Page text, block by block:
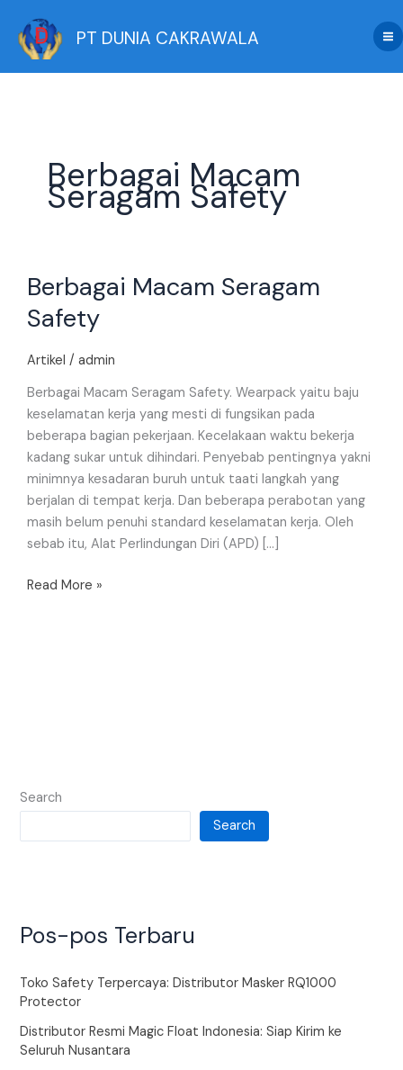
content
PT DUNIA CAKRAWALA
Berbagai Macam
Seragam Safety
Berbagai Macam Seragam
Safety
Artikel / admin
Berbagai Macam Seragam Safety. Wearpack yaitu baju
keselamatan kerja yang mesti di fungsikan pada
beberapa bagian pekerjaan. Kecelakaan waktu bekerja
kadang sukar untuk dihindari. Penyebab pentingnya yakni
minimnya kesadaran buruh untuk taati langkah yang
berjalan di tempat kerja. Dan beberapa perabotan yang
masih belum penuhi standard keselamatan kerja. Oleh
sebab itu, Alat Perlindungan Diri (APD) […]
Macam
Safety
Read More »
Search
Search
Pos-pos Terbaru
Toko Safety Terpercaya: Distributor Masker RQ1000
Protector
Distributor Resmi Magic Float Indonesia: Siap Kirim ke
Seluruh Nusantara